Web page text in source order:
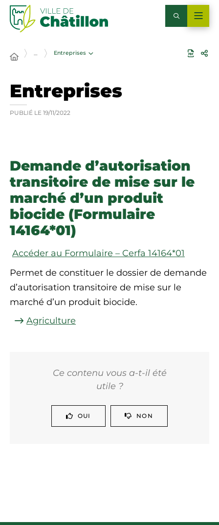
… Entreprises
Entreprises
PUBLIÉ LE 19/11/2022
Demande d’autorisation
transitoire de mise sur le
marché d’un produit
biocide (Formulaire
14164*01)
Accéder au Formulaire – Cerfa 14164*01
Permet de constituer le dossier de demande
d’autorisation transitoire de mise sur le
marché d’un produit biocide.
Agriculture
Ce contenu vous a-t-il été
utile ?
OUI NON